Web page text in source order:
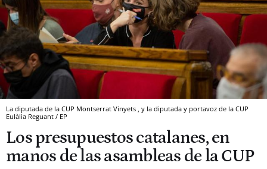
La diputada de la CUP Montserrat Vinyets , y la diputada y portavoz de la CUP
Eulàlia Reguant / EP
Los presupuestos catalanes, en
manos de las asambleas de la CUP